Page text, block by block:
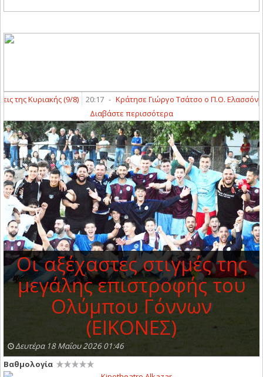
(9/8) 20:17 - Κράτησε Γιώργο Τσάτσο ο Π.Ο. Ελασσόνας 20:06 -
Διαβάστε περισσότερα
Οι αξέχαστες στιγμές της
μεγάλης επιστροφής του
Ολύμπου Γόννων
(ΕΙΚΟΝΕΣ)
Δευτέρα 18 Μαΐου 2026 01:46
Βαθμολογία